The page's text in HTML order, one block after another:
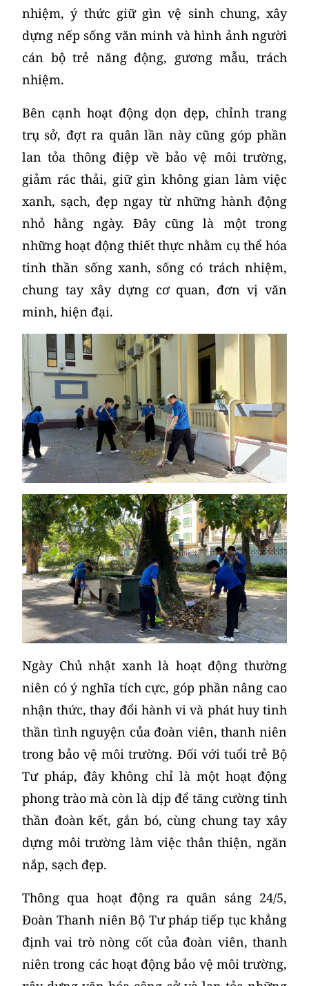
nhiệm, ý thức giữ gìn vệ sinh chung, xây
dựng nếp sống văn minh và hình ảnh người
cán bộ trẻ năng động, gương mẫu, trách
nhiệm.
Bên cạnh hoạt động dọn dẹp, chỉnh trang
trụ sở, đợt ra quân lần này cũng góp phần
lan tỏa thông điệp về bảo vệ môi trường,
giảm rác thải, giữ gìn không gian làm việc
xanh, sạch, đẹp ngay từ những hành động
nhỏ hằng ngày. Đây cũng là một trong
những hoạt động thiết thực nhằm cụ thể hóa
tinh thần sống xanh, sống có trách nhiệm,
chung tay xây dựng cơ quan, đơn vị văn
minh, hiện đại.
Ngày Chủ nhật xanh là hoạt động thường
niên có ý nghĩa tích cực, góp phần nâng cao
nhận thức, thay đổi hành vi và phát huy tinh
thần tình nguyện của đoàn viên, thanh niên
trong bảo vệ môi trường. Đối với tuổi trẻ Bộ
Tư pháp, đây không chỉ là một hoạt động
phong trào mà còn là dịp để tăng cường tinh
thần đoàn kết, gắn bó, cùng chung tay xây
dựng môi trường làm việc thân thiện, ngăn
nắp, sạch đẹp.
Thông qua hoạt động ra quân sáng 24/5,
Đoàn Thanh niên Bộ Tư pháp tiếp tục khẳng
định vai trò nòng cốt của đoàn viên, thanh
niên trong các hoạt động bảo vệ môi trường,